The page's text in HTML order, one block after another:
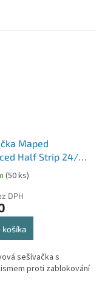
Maped
Half Strip 24/6,
25 listů -
(50 ks)
DPH
košíka
sešívačka s
proti zablokování